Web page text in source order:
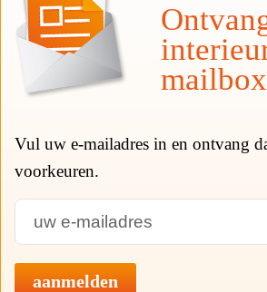
Vul uw e-mailadres in en ontvang
voorkeuren.
aanmelden